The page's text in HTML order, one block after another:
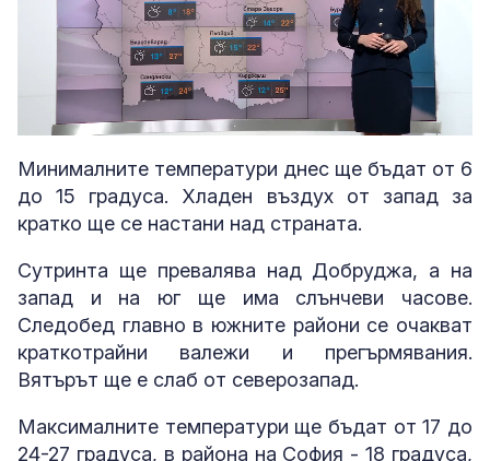
Unmute Loaded:
25.81%
Минималните температури днес ще бъдат от 6
до 15 градуса. Хладен въздух от запад за
кратко ще се настани над страната.
Сутринта ще превалява над Добруджа, а на
запад и на юг ще има слънчеви часове.
Следобед главно в южните райони се очакват
краткотрайни валежи и прегърмявания.
Вятърът ще е слаб от северозапад.
Максималните температури ще бъдат от 17 до
24-27 градуса, в района на София - 18 градуса,